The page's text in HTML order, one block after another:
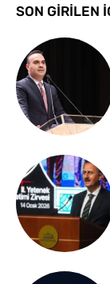
SON GİRİLEN